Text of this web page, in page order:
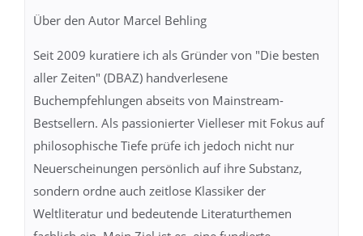
Über den Autor Marcel Behling
Seit 2009 kuratiere ich als Gründer von "Die besten
aller Zeiten" (DBAZ) handverlesene
Buchempfehlungen abseits von Mainstream-
Bestsellern. Als passionierter Vielleser mit Fokus auf
philosophische Tiefe prüfe ich jedoch nicht nur
Neuerscheinungen persönlich auf ihre Substanz,
sondern ordne auch zeitlose Klassiker der
Weltliteratur und bedeutende Literaturthemen